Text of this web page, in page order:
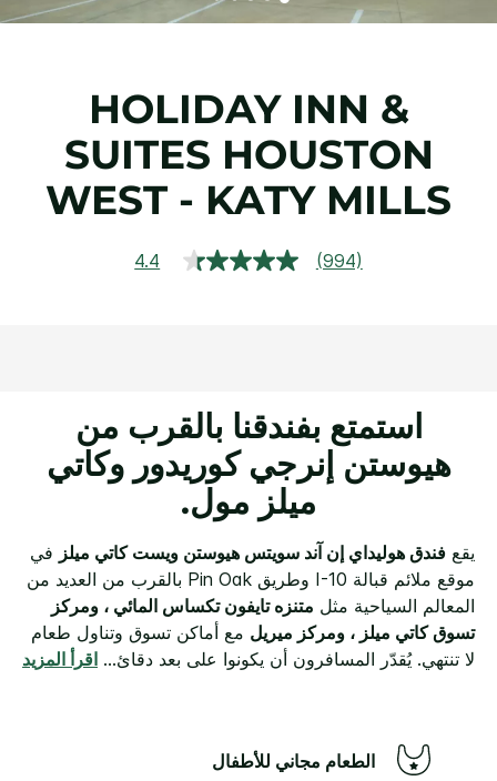
HOLIDAY INN &
SUITES HOUSTON
WEST - KATY MILLS
4.4
قراءة(994)
استمتع بفندقنا بالقرب من
هيوستن إنرجي كوريدور وكاتي
ميلز مول.
يقع فندق هوليداي إن آند سويتس هيوستن ويست كاتي ميلز في
موقع ملائم قبالة I-10 وطريق Pin Oak بالقرب من العديد من
المعالم السياحية مثل متنزه تايفون تكساس المائي ، ومركز
تسوق كاتي ميلز ، ومركز ميريل مع أماكن تسوق وتناول طعام
لا تنتهي. يُقدّر المسافرون أن يكونوا على بعد دقائ... اقرأ المزيد
الطعام مجاني للأطفال